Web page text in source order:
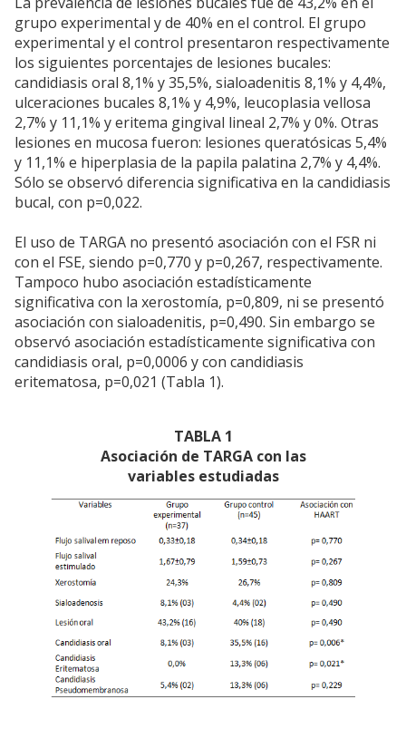
grupo experimental y de 40% en el control. El grupo
experimental y el control presentaron respectivamente
los siguientes porcentajes de lesiones bucales:
candidiasis oral 8,1% y 35,5%, sialoadenitis 8,1% y 4,4%,
ulceraciones bucales 8,1% y 4,9%, leucoplasia vellosa
2,7% y 11,1% y eritema gingival lineal 2,7% y 0%. Otras
lesiones en mucosa fueron: lesiones queratósicas 5,4%
y 11,1% e hiperplasia de la papila palatina 2,7% y 4,4%.
Sólo se observó diferencia significativa en la candidiasis
bucal, con p=0,022.
El uso de TARGA no presentó asociación con el FSR ni
con el FSE, siendo p=0,770 y p=0,267, respectivamente.
Tampoco hubo asociación estadísticamente
significativa con la xerostomía, p=0,809, ni se presentó
asociación con sialoadenitis, p=0,490. Sin embargo se
observó asociación estadísticamente significativa con
candidiasis oral, p=0,0006 y con candidiasis
eritematosa, p=0,021 (Tabla 1).
TABLA 1
Asociación de TARGA con las
variables estudiadas